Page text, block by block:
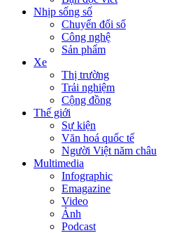
Nhịp sống số
Chuyển đổi số
Công nghệ
Sản phẩm
Xe
Thị trường
Trải nghiệm
Cộng đồng
Thế giới
Sự kiện
Văn hoá quốc tế
Người Việt năm châu
Multimedia
Infographic
Emagazine
Video
Ảnh
Podcast